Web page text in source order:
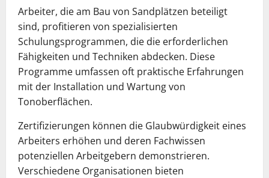
Arbeiter, die am Bau von Sandplätzen beteiligt
sind, profitieren von spezialisierten
Schulungsprogrammen, die die erforderlichen
Fähigkeiten und Techniken abdecken. Diese
Programme umfassen oft praktische Erfahrungen
mit der Installation und Wartung von
Tonoberflächen.
Zertifizierungen können die Glaubwürdigkeit eines
Arbeiters erhöhen und deren Fachwissen
potenziellen Arbeitgebern demonstrieren.
Verschiedene Organisationen bieten